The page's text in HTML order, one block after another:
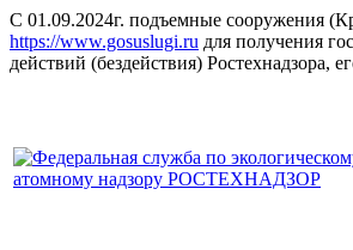
С 01.09.2024г. подъемные сооружения
https://www.gosuslugi.ru для получения
действий (бездействия) Ростехнадзора,